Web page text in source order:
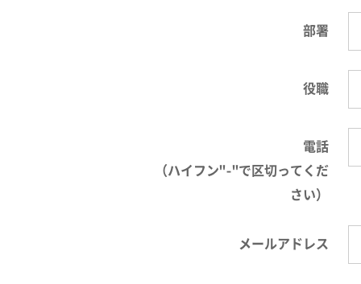
部署
役職
電話
（ハイフン"-"で区切ってくだ
さい）
メールアドレス